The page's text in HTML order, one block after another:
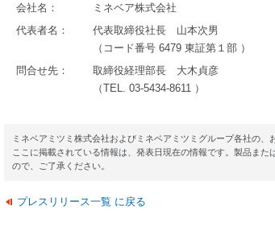
会社名：
ミネベア株式会社
代表者名：
代表取締役社長 山本次男
（コード番号 6479 東証第１部 ）
問合せ先：
取締役経理部長 大木貞彦
（TEL. 03-5434-8611 ）
ミネベアミツミ株式会社およびミネベアミツミグループ各社の、
ここに掲載されている情報は、発表日現在の情報です。製品ま
ので、ご了承ください。
プレスリリース一覧 に戻る